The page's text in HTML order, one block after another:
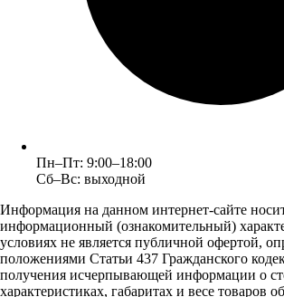
Пн–Пт: 9:00–18:00
Сб–Вс: выходной
Информация на данном интернет-сайте
информационный (ознакомительный)
условиях не является публичной офертой,
положениями Статьи 437 Гражданского
получения исчерпывающей информации о
характеристиках, габаритах и весе товаров